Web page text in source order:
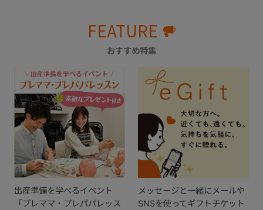
FEATURE
おすすめ特集
出産準備を学べるイベント
「プレママ・プレパパレッス
メッセージと一緒にメールや
SNSを使ってギフトチケット